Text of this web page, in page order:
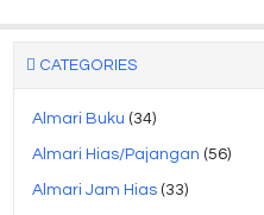
CATEGORIES
Almari Buku (34)
Almari Hias/Pajangan (56)
Almari Jam Hias(33)